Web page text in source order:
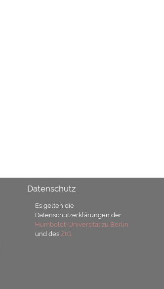
Datenschutz
Es gelten die
Datenschutzerklärungen der
Humboldt-Universität zu Berlin
und des ZtG.